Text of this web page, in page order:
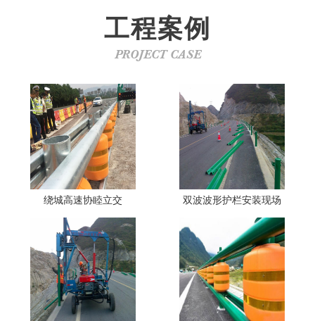
工程案例
PROJECT CASE
绕城高速协睦立交 双波波形护栏安装现场